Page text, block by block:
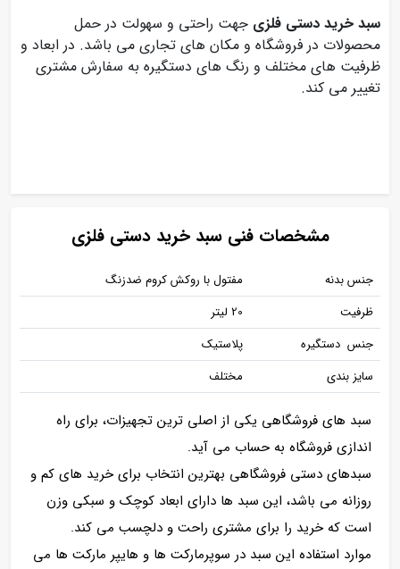
سبد خرید دستی فلزی جهت راحتی و سهولت در حمل
محصولات در فروشگاه و مکان های تجاری می باشد. در ابعاد و
ظرفیت های مختلف و رنگ های دستگیره به سفارش مشتری
تغییر می کند.
مشخصات فنی سبد خرید دستی فلزی
جنس بدنه
مفتول با روکش کروم ضدزنگ
ظرفیت
20 لیتر
جنس دستگیره
پلاستیک
سایز بندی
مختلف
سبد های فروشگاهی یکی از اصلی ترین تجهیزات، برای راه
اندازی فروشگاه به حساب می آید.
سبدهای دستی فروشگاهی بهترین انتخاب برای خرید های کم و
روزانه می باشد، این سبد ها دارای ابعاد کوچک و سبکی وزن
است که خرید را برای مشتری راحت و دلچسب می کند.
موارد استفاده این سبد در سوپرمارکت ها و هایپر مارکت ها می